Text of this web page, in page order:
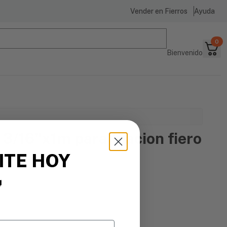
Vender en Fierros Ayuda
Bienvenido
0
3/16"x1m para fijacion fiero
HOY